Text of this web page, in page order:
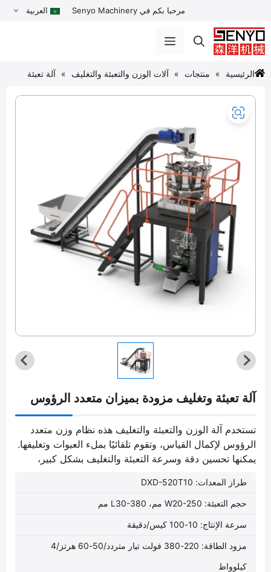
المحتوى
مرحبا بكم في Senyo Machinery العربية
القائمة
الرئيسية منتجات آلات الوزن والتعبئة والتغليف
آلة تعبئة
آلة تعبئة وتغليف مزودة بميزان متعدد الرؤوس
تستخدم آلة الوزن والتعبئة والتغليف هذه نظام وزن متعدد
الرؤوس لإكمال القياس، وتقوم تلقائيًا بملء العبوات وتغليفها.
يمكنها تحسين دقة وسرعة التعبئة والتغليف بشكل كبير،
طراز المعدات: DXD-520T10
حجم التعبئة: W20-250 مم، L30-380 مم
سرعة الإنتاج: 10-100 كيس/دقيقة
مزود الطاقة: 220-380 فولت تيار متردد/50-60 هرتز/4
كيلوواط